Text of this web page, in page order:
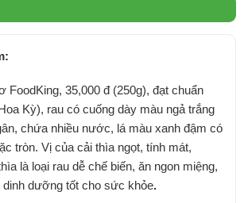
FoodKing, 35,000 đ (250g), đạt chuẩn
Kỳ), rau có cuống dày màu ngả trắng
chứa nhiều nước, lá màu xanh đậm có
tròn. Vị của cải thìa ngọt, tính mát,
là loại rau dễ chế biến, ăn ngon miệng,
dinh dưỡng tốt cho sức khỏe.